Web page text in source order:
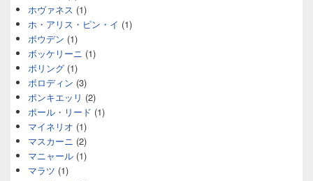
ホヴァネス (1)
ホ・アリス・ピン・イ (1)
ボウデン (1)
ボッケリーニ (1)
ボリング (1)
ボロディン (3)
ポンキエッリ (2)
ポール・リード (1)
マイネリオ (1)
マスカーニ (2)
マニャール (1)
マラツ (1)